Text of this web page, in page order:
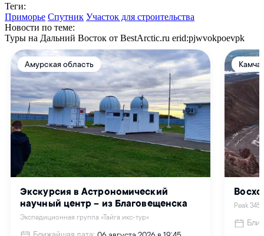
Теги:
Приморье Спутник Участок для строительства
Новости по теме:
Туры на Дальний Восток от BestArctic.ru erid:pjwvokpoevpk